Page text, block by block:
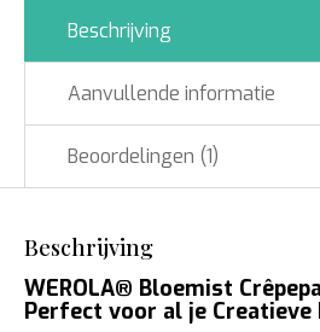
Beschrijving
Aanvullende informatie
Beoordelingen (1)
Beschrijving
WEROLA® Bloemist
Perfect voor al je Creatieve